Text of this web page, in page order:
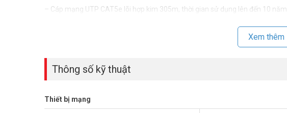
– Cáp mạng UTP CAT5e lõi hợp kim 305m, thời gian sử dụng lên đến 10 năm
– Chất liệu vỏ dây: FR-PVC đáp ứng tiêu chuẩn ROHS
– Độ dày vỏ dây: 0.5mm
– Chiều dài cuộn: 305m / 1000ft
– Xuất xứ: Trung Quốc.
Xem thêm
Thông số kỹ thuật
Thiết bị mạng